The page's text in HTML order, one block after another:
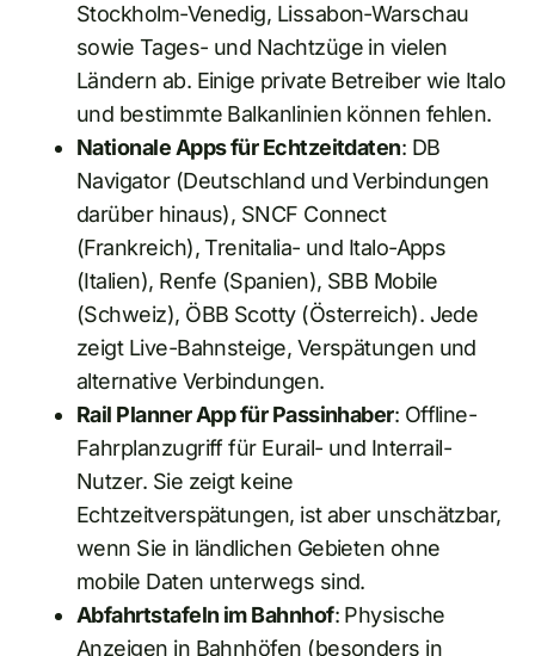
Stockholm-Venedig, Lissabon-Warschau
sowie Tages- und Nachtzüge in vielen
Ländern ab. Einige private Betreiber wie Italo
und bestimmte Balkanlinien können fehlen.
Nationale Apps für Echtzeitdaten: DB
Navigator (Deutschland und Verbindungen
darüber hinaus), SNCF Connect
(Frankreich), Trenitalia- und Italo-Apps
(Italien), Renfe (Spanien), SBB Mobile
(Schweiz), ÖBB Scotty (Österreich). Jede
zeigt Live-Bahnsteige, Verspätungen und
alternative Verbindungen.
Rail Planner App für Passinhaber: Offline-
Fahrplanzugriff für Eurail- und Interrail-
Nutzer. Sie zeigt keine
Echtzeitverspätungen, ist aber unschätzbar,
wenn Sie in ländlichen Gebieten ohne
mobile Daten unterwegs sind.
Abfahrtstafeln im Bahnhof: Physische
Anzeigen in Bahnhöfen (besonders in